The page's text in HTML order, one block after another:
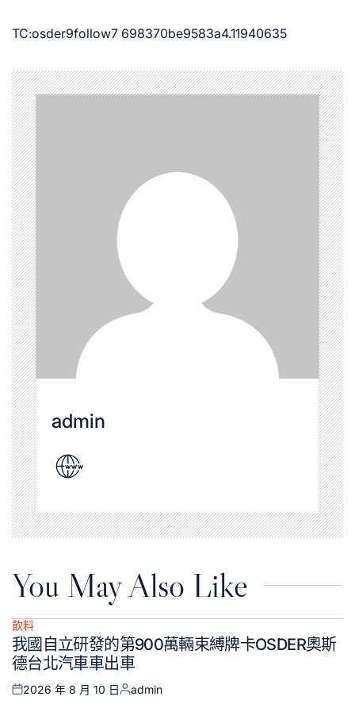
TC:osder9follow7 698370be9583a4.11940635
admin
You May Also Like
Posted
in
飲料
我國自立研發的第900萬輛束縛牌卡OSDER奧斯
德台北汽車車出車
Posted
2026 年 8 月 10 日
Posted
admin